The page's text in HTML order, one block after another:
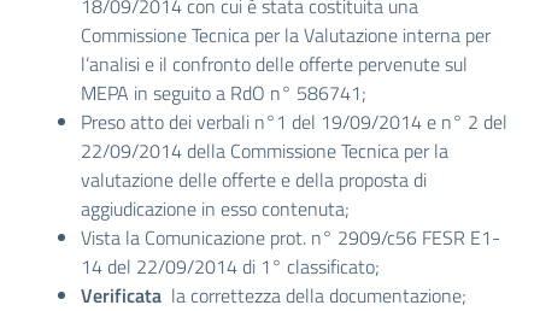
18/09/2014 con cui è stata costituita una
Commissione Tecnica per la Valutazione interna per
l’analisi e il confronto delle offerte pervenute sul
MEPA in seguito a RdO n° 586741;
Preso atto dei verbali n°1 del 19/09/2014 e n° 2 del
22/09/2014 della Commissione Tecnica per la
valutazione delle offerte e della proposta di
aggiudicazione in esso contenuta;
Vista la Comunicazione prot. n° 2909/c56 FESR E1-
14 del 22/09/2014 di 1° classificato;
Verificata la correttezza della documentazione;